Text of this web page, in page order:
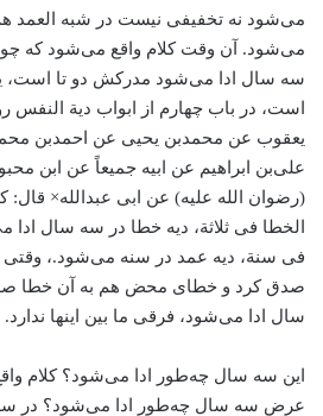
می‌شود نه تخفیفی نیست در شبه العمد
می‌شود. آن وقت کلام واقع می‌شود که
سه سال ادا می‌شود مدرکش دو تا است،
است، در باب چهارم از ابواب دیة النفس
یعقوب عن محمد‌بن یحیی عن احمد‌بن
علی‌بن ابراهیم عن ابیه جمیعاً عن ابن
(رضوان الله علیه) عن ابی عبدالله× قال:
الخطا فی ثلاثة، دیه خطا در سه سال ادا
فی سنة، دیه عمد در سنه می‌شود.، وقتی
صدق کرد و خطای محض هم به آن خطا
سال ادا می‌شود، فرقی ما بین اینها ندارد.
این سه سال چه‌طور ادا می‌شود؟ کلام
عرض سه سال چه‌طور ادا می‌شود؟ در